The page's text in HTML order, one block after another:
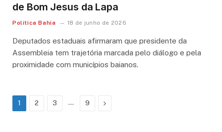
de Bom Jesus da Lapa
Política Bahia 18 de junho de 2026
Deputados estaduais afirmaram que presidente da
Assembleia tem trajetória marcada pelo diálogo e pela
proximidade com municípios baianos.
1 2 3 … 9 Next